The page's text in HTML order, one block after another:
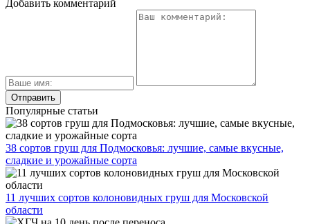
Добавить комментарий
Популярные статьи
38 сортов груш для Подмосковья: лучшие, самые вкусные,
сладкие и урожайные сорта
11 лучших сортов колоновидных груш для Московской
области